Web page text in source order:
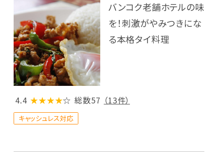
バンコク老舗ホテルの味
を！刺激がやみつきにな
る本格タイ料理
4.4 ★★★★☆ 総数57 （13件）
キャッシュレス対応